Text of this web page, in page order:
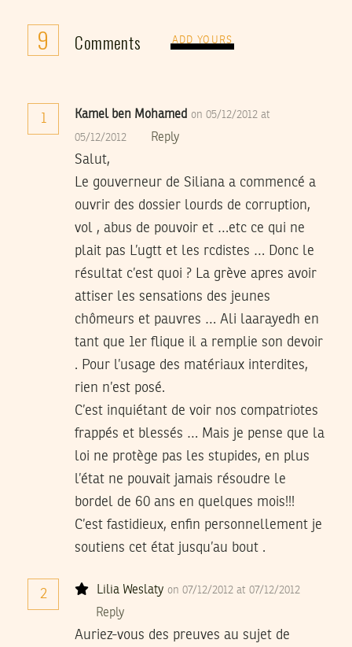
9 Comments ADD YOURS
1 Kamel ben Mohamed on 05/12/2012 at
05/12/2012 Reply
Salut,
Le gouverneur de Siliana a commencé a
ouvrir des dossier lourds de corruption,
vol , abus de pouvoir et …etc ce qui ne
plait pas L’ugtt et les rcdistes … Donc le
résultat c’est quoi ? La grève apres avoir
attiser les sensations des jeunes
chômeurs et pauvres … Ali laarayedh en
tant que 1er flique il a remplie son devoir
. Pour l’usage des matériaux interdites,
rien n’est posé.
C’est inquiétant de voir nos compatriotes
frappés et blessés … Mais je pense que la
loi ne protège pas les stupides, en plus
l’état ne pouvait jamais résoudre le
bordel de 60 ans en quelques mois!!!
C’est fastidieux, enfin personnellement je
soutiens cet état jusqu’au bout .
2 Lilia Weslaty on 07/12/2012 at 07/12/2012
Reply
Auriez-vous des preuves au sujet de